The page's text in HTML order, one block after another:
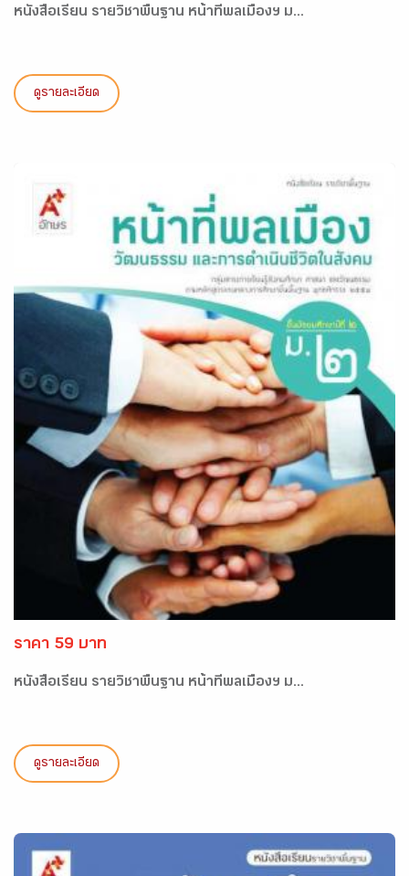
หนังสือเรียน รายวิชาพื้นฐาน หน้าที่พลเมืองฯ ม...
ดูรายละเอียด
ราคา 59 บาท
หนังสือเรียน รายวิชาพื้นฐาน หน้าที่พลเมืองฯ ม...
ดูรายละเอียด